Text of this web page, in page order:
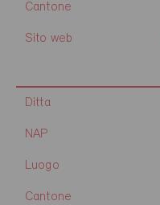
Cantone
Sito web
Ditta
NAP
Luogo
Cantone